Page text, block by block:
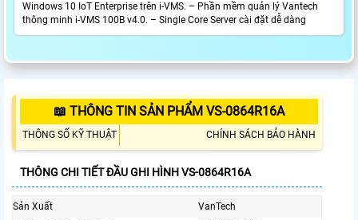
Windows 10 IoT Enterprise trên i-VMS. – Phần mềm quản lý Vantech
thông minh i-VMS 100B v4.0. – Single Core Server cài đặt dễ dàng
📖 THÔNG TIN SẢN PHẨM VS-0864R16A
THÔNG SỐ KỸ THUẬT CHÍNH SÁCH BẢO HÀNH
THÔNG CHI TIẾT ĐẦU GHI HÌNH VS-0864R16A
Sản Xuất
VanTech